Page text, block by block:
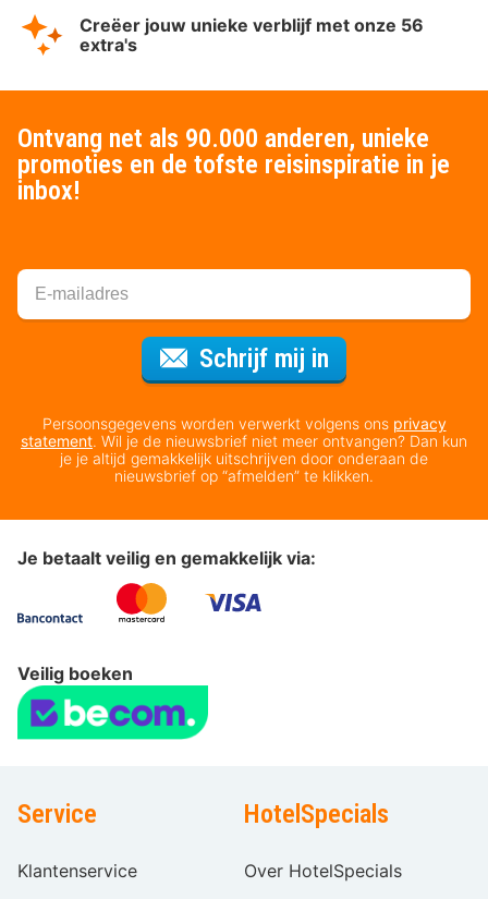
Creëer jouw unieke verblijf met onze 56
extra's
Ontvang net als 90.000 anderen, unieke
promoties en de tofste reisinspiratie in je
inbox!
Schrijf mij in
Persoonsgegevens worden verwerkt volgens ons privacy
statement. Wil je de nieuwsbrief niet meer ontvangen? Dan kun
je je altijd gemakkelijk uitschrijven door onderaan de
nieuwsbrief op “afmelden” te klikken.
Je betaalt veilig en gemakkelijk via:
Veilig boeken
Service
Klantenservice
HotelSpecials
Over HotelSpecials